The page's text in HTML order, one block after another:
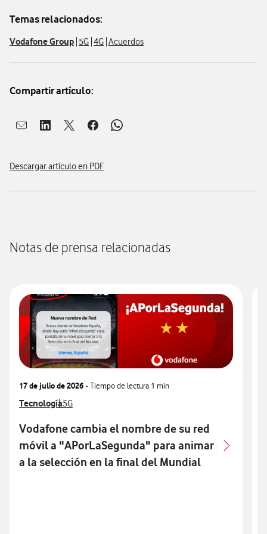
Temas relacionados:
Vodafone Group 5G 4G Acuerdos
Compartir artículo:
Abrir ventana para compartir en mail
Abrir ventana para compartir en linkedin
Abrir ventana para compartir en twitter
Abrir ventana para compartir en facebook
Abrir ventana para compartir en
Descargar artículo en PDF
Notas de prensa relacionadas
17 de julio de 2026 - Tiempo de lectura 1 min
Ver más notas de prensa relacionados con
TecnologíaVer más notas de prensa relacionados con
5G
Vodafone cambia el nombre de su red
móvil a "APorLaSegunda" para animar
a la selección en la final del Mundial